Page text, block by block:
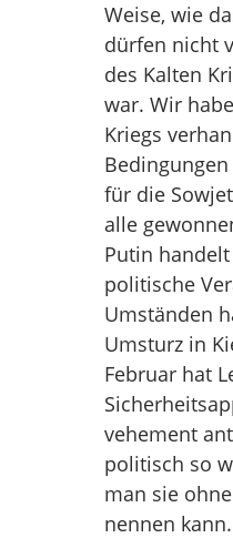
Weise, wie
dürfen nicht
des Kalten
war. Wir
Kriegs
für die
alle
Putin
politische
Umständen
Umsturz in
Februar hat
vehement
politisch so
man sie
nennen